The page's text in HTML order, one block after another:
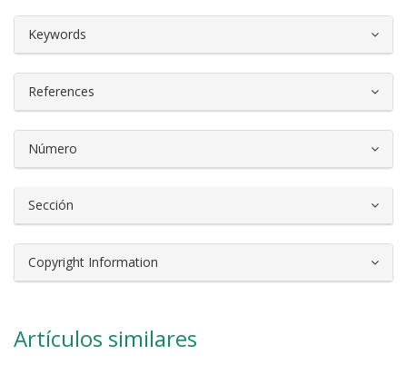
Keywords
References
Número
Sección
Copyright Information
Artículos similares